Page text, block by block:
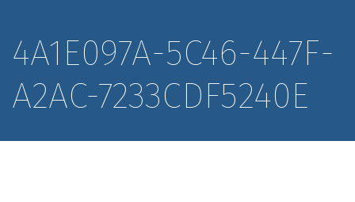
4A1E097A-5C46-447F-
A2AC-7233CDF5240E